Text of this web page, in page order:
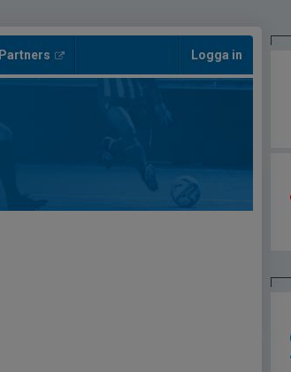
Partners Logga in